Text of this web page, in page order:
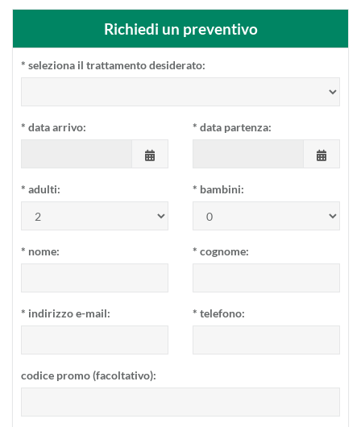
Richiedi un preventivo
* seleziona il trattamento desiderato:
* data arrivo: * data partenza:
* adulti: * bambini:
* nome: * cognome:
* indirizzo e-mail: * telefono:
codice promo (facoltativo):